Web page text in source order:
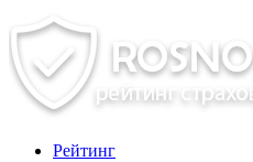
Рейтинг